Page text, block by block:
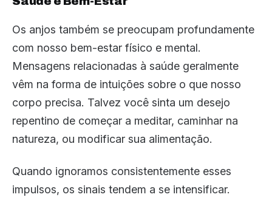
Os anjos também se preocupam profundamente
com nosso bem-estar físico e mental.
Mensagens relacionadas à saúde geralmente
vêm na forma de intuições sobre o que nosso
corpo precisa. Talvez você sinta um desejo
repentino de começar a meditar, caminhar na
natureza, ou modificar sua alimentação.
Quando ignoramos consistentemente esses
impulsos, os sinais tendem a se intensificar.